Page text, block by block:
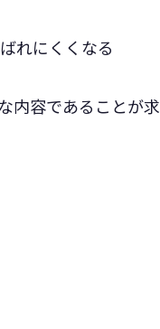
れにくくなる
内容であることが求